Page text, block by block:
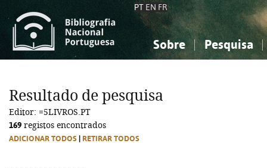
PT EN FR
Sobre Pesquisa
Ciências sociais...
Ciências sociais...
Resultado de pesquisa
Editor: =5LIVROS.PT
169 registos encontrados
ADICIONAR TODOS RETIRAR TODOS